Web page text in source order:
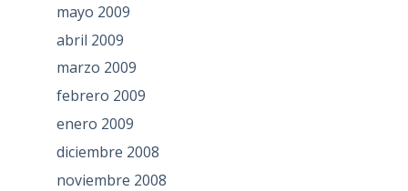
mayo 2009
abril 2009
marzo 2009
febrero 2009
enero 2009
diciembre 2008
noviembre 2008